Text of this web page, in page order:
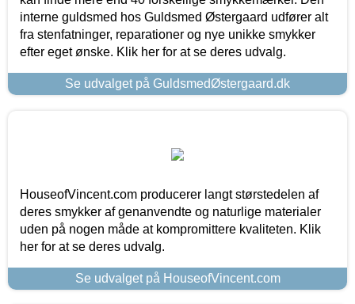
interne guldsmed hos Guldsmed Østergaard udfører alt
fra stenfatninger, reparationer og nye unikke smykker
efter eget ønske. Klik her for at se deres udvalg.
Se udvalget på GuldsmedØstergaard.dk
HouseofVincent.com producerer langt størstedelen af
deres smykker af genanvendte og naturlige materialer
uden på nogen måde at kompromittere kvaliteten. Klik
her for at se deres udvalg.
Se udvalget på HouseofVincent.com